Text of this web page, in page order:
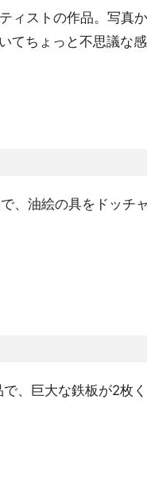
ィストの作品。写真
てちょっと不思議な感
、油絵の具をドッチ
、巨大な鉄板が2枚